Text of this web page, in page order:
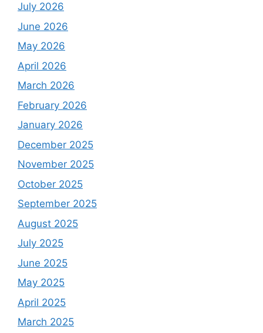
July 2026
June 2026
May 2026
April 2026
March 2026
February 2026
January 2026
December 2025
November 2025
October 2025
September 2025
August 2025
July 2025
June 2025
May 2025
April 2025
March 2025